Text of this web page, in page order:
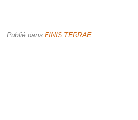
Publié dans FINIS TERRAE